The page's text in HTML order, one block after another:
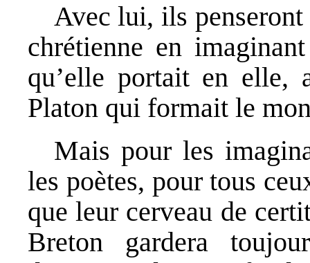
Avec lui, ils
chrétienne en
qu’elle portait en
Platon qui formait le
Mais pour les
les poètes, pour tous
que leur cerveau de
Breton gardera